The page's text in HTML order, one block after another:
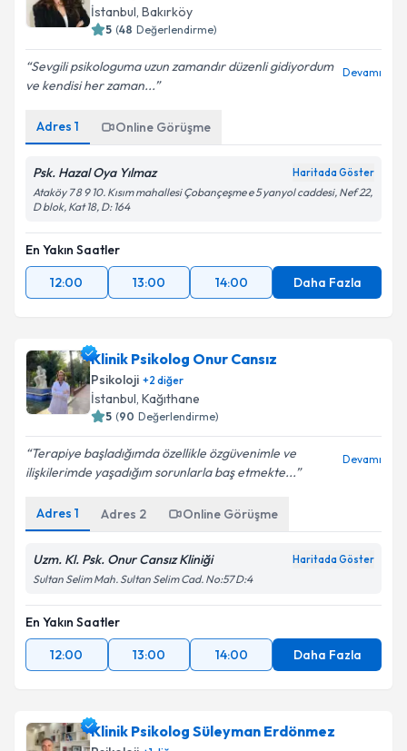
İstanbul , Bakırköy
5 (48 Değerlendirme)
Sevgili psikologuma uzun zamandır düzenli gidiyordum
ve kendisi her zaman...
Devamı
Adres 1 Online Görüşme
Psk. Hazal Oya Yılmaz Haritada Göster
Ataköy 7 8 9 10. Kısım mahallesi Çobançeşme e 5 yanyol caddesi, Nef 22,
D blok, Kat 18, D: 164
En Yakın Saatler
12:00
13:00 14:00 Daha Fazla
Klinik Psikolog Onur Cansız
Psikoloji +2 diğer
İstanbul , Kağıthane
5 (90 Değerlendirme)
Terapiye başladığımda özellikle özgüvenimle ve
ilişkilerimde yaşadığım sorunlarla baş etmekte...
Devamı
Adres 1 Adres 2 Online Görüşme
Uzm. Kl. Psk. Onur Cansız Kliniği Haritada Göster
Sultan Selim Mah. Sultan Selim Cad. No:57 D:4
En Yakın Saatler
12:00
13:00 14:00 Daha Fazla
Klinik Psikolog Süleyman Erdönmez